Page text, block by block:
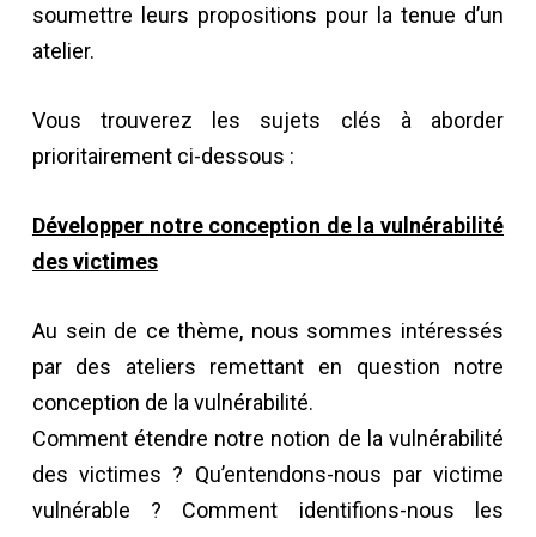
soumettre leurs propositions pour la tenue d’un
atelier.
Vous trouverez les sujets clés à aborder
prioritairement ci-dessous :
Développer notre conception de la vulnérabilité
des victimes
Au sein de ce thème, nous sommes intéressés
par des ateliers remettant en question notre
conception de la vulnérabilité.
Comment étendre notre notion de la vulnérabilité
des victimes ? Qu’entendons-nous par victime
vulnérable ? Comment identifions-nous les